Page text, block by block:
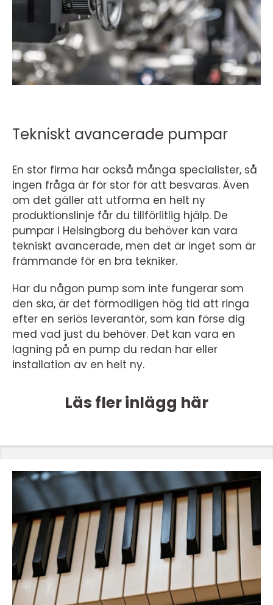
Tekniskt avancerade pumpar
En stor firma har också många specialister, så
ingen fråga är för stor för att besvaras. Även
om det gäller att utforma en helt ny
produktionslinje får du tillförlitlig hjälp. De
pumpar i Helsingborg du behöver kan vara
tekniskt avancerade, men det är inget som är
främmande för en bra tekniker.
Har du någon pump som inte fungerar som
den ska, är det förmodligen hög tid att ringa
efter en seriös leverantör, som kan förse dig
med vad just du behöver. Det kan vara en
lagning på en pump du redan har eller
installation av en helt ny.
Läs fler inlägg här